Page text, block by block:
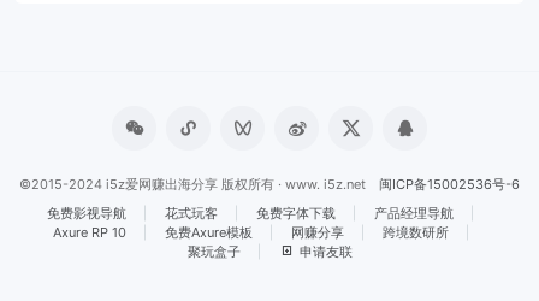
©2015-2024 i5z爱网赚出海分享 版权所有 · www. i5z.net 闽ICP备15002536号-6
免费影视导航
花式玩客 免费字体下载
产品经理导航
Axure RP 10
免费Axure模板 网赚分享
跨境数研所
聚玩盒子
申请友联